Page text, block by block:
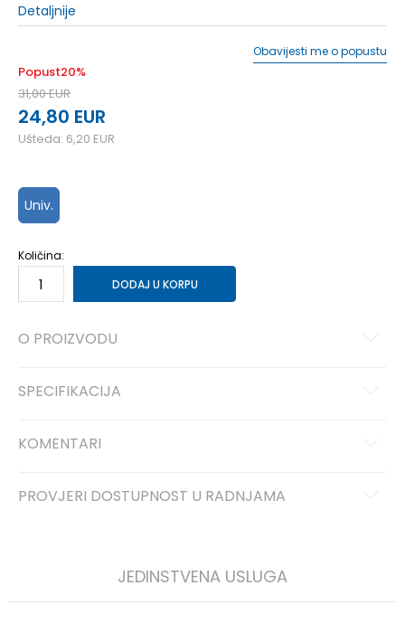
Detaljnije
Popust20%
31,00EUR
24,80 EUR
Ušteda: 6,20 EUR
Obavijesti me o popustu
Univ.
Količina:
DODAJ U KORPU
O PROIZVODU
SPECIFIKACIJA
KOMENTARI
PROVJERI DOSTUPNOST U RADNJAMA
JEDINSTVENA USLUGA